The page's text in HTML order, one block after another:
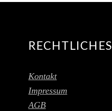
RECHTLICHES
Kontakt
Impressum
AGB